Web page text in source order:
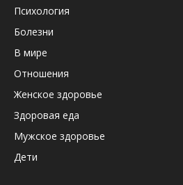
Психология
Болезни
В мире
Отношения
Женское здоровье
Здоровая еда
Мужское здоровье
Дети